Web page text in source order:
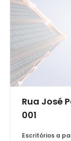
Rua José
001
Escritórios a